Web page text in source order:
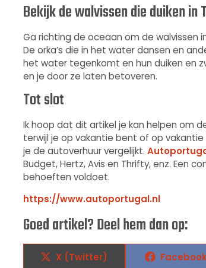
Bekijk de walvissen die duiken in
Ga richting de oceaan om de walvissen
De orka’s die in het water dansen en
het water tegenkomt en hun duiken en
en je door ze laten betoveren.
Tot slot
Ik hoop dat dit artikel je kan helpen om
terwijl je op vakantie bent of op
je de autoverhuur vergelijkt.
Budget, Hertz, Avis en Thrifty, enz. Een
behoeften voldoet.
https://www.autoportugal.nl
Goed artikel? Deel hem dan op:
X (Twitter)